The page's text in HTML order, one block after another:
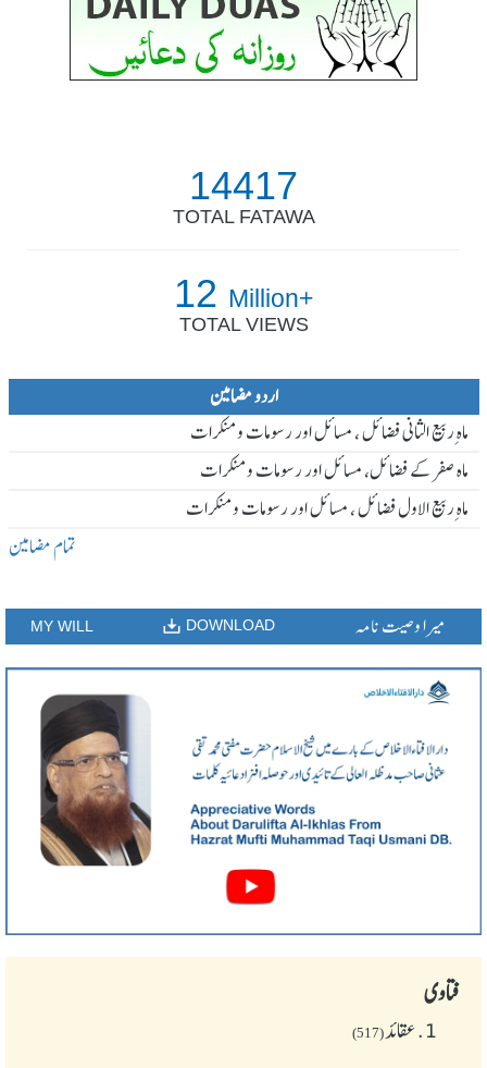
14417
TOTAL FATAWA
12 Million+
TOTAL VIEWS
اردو مضامین
ماہ ِربیع الثانی فضائل ، مسائل اور رسومات و منکرات
ماہ صفر کے فضائل، مسائل اور رسومات و منکرات
ماہ ِربیع الاول فضائل ، مسائل اور رسومات و منکرات
تمام مضامین
MY WILL DOWNLOAD میرا وصیت نامہ
فتاوی
1. عقائد(517)